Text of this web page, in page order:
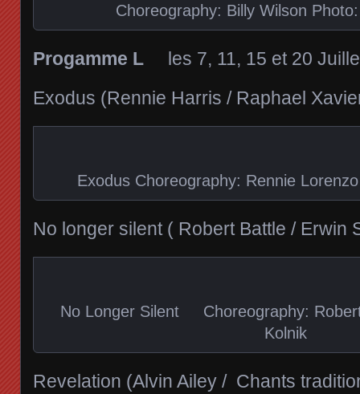
Choreography: Billy Wilson
Progamme L les 7, 11, 15 et 20
Exodus (Rennie Harris / Raphael
Exodus Choreography: Rennie
No longer silent ( Robert Battle / Erwin
No Longer Silent Choreography:
Kolnik
Revelation (Alvin Ailey / Chants